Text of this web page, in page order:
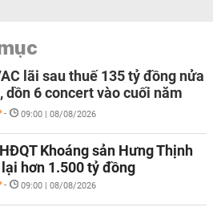
lãi sau thuế 135 tỷ đồng nửa
dồn 6 concert vào cuối năm
- 09:00 | 08/08/2026
Khoáng sản Hưng Thịnh
hơn 1.500 tỷ đồng
- 09:00 | 08/08/2026